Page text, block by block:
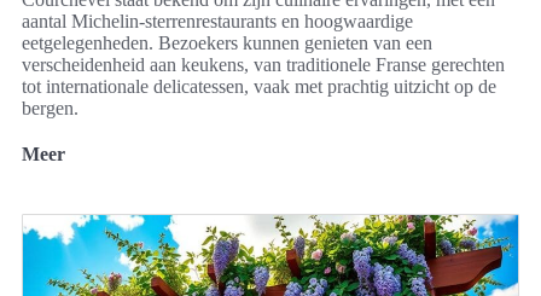
aantal Michelin-sterrenrestaurants en hoogwaardige
eetgelegenheden. Bezoekers kunnen genieten van een
verscheidenheid aan keukens, van traditionele Franse gerechten
tot internationale delicatessen, vaak met prachtig uitzicht op de
bergen.
Meer